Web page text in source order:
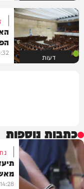
דעות
כתבות נוספות
14:28